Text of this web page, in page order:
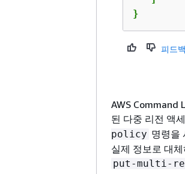
}
피드
AWS Command
된 다중 리전 액
policy 명령을
실제 정보로 대
put-multi-